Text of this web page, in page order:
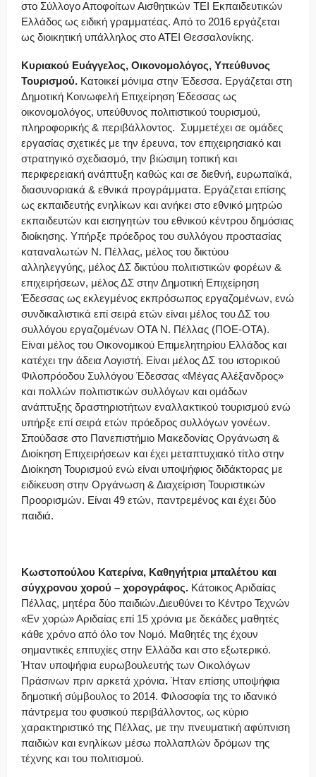
στο Σύλλογο Αποφοίτων Αισθητικών ΤΕΙ Εκπαιδευτικών
Ελλάδος ως ειδική γραμματέας. Από το 2016 εργάζεται
ως διοικητική υπάλληλος στο ΑΤΕΙ Θεσσαλονίκης.
Κυριακού Ευάγγελος, Οικονομολόγος, Υπεύθυνος
Τουρισμού. Κατοικεί μόνιμα στην Έδεσσα. Εργάζεται στη
Δημοτική Κοινωφελή Επιχείρηση Έδεσσας ως
οικονομολόγος, υπεύθυνος πολιτιστικού τουρισμού,
πληροφορικής & περιβάλλοντος. Συμμετέχει σε ομάδες
εργασίας σχετικές με την έρευνα, τον επιχειρησιακό και
στρατηγικό σχεδιασμό, την βιώσιμη τοπική και
περιφερειακή ανάπτυξη καθώς και σε διεθνή, ευρωπαϊκά,
διασυνοριακά & εθνικά προγράμματα. Εργάζεται επίσης
ως εκπαιδευτής ενηλίκων και ανήκει στο εθνικό μητρώο
εκπαιδευτών και εισηγητών του εθνικού κέντρου δημόσιας
διοίκησης. Υπήρξε πρόεδρος του συλλόγου προστασίας
καταναλωτών Ν. Πέλλας, μέλος του δικτύου
αλληλεγγύης, μέλος ΔΣ δικτύου πολιτιστικών φορέων &
επιχειρήσεων, μέλος ΔΣ στην Δημοτική Επιχείρηση
Έδεσσας ως εκλεγμένος εκπρόσωπος εργαζομένων, ενώ
συνδικαλιστικά επί σειρά ετών είναι μέλος του ΔΣ του
συλλόγου εργαζομένων ΟΤΑ Ν. Πέλλας (ΠΟΕ-ΟΤΑ).
Είναι μέλος του Οικονομικού Επιμελητηρίου Ελλάδος και
κατέχει την άδεια Λογιστή. Είναι μέλος ΔΣ του ιστορικού
Φιλοπρόοδου Συλλόγου Έδεσσας «Μέγας Αλέξανδρος»
και πολλών πολιτιστικών συλλόγων και ομάδων
ανάπτυξης δραστηριοτήτων εναλλακτικού τουρισμού ενώ
υπήρξε επί σειρά ετών πρόεδρος συλλόγων γονέων.
Σπούδασε στο Πανεπιστήμιο Μακεδονίας Οργάνωση &
Διοίκηση Επιχειρήσεων και έχει μεταπτυχιακό τίτλο στην
Διοίκηση Τουρισμού ενώ είναι υποψήφιος διδάκτορας με
ειδίκευση στην Οργάνωση & Διαχείριση Τουριστικών
Προορισμών. Είναι 49 ετών, παντρεμένος και έχει δύο
παιδιά.
Κωστοπούλου Κατερίνα, Καθηγήτρια μπαλέτου και
σύγχρονου χορού – χορογράφος. Κάτοικος Αριδαίας
Πέλλας, μητέρα δύο παιδιών.Διευθύνει το Κέντρο Τεχνών
«Εν χορώ» Αριδαίας επί 15 χρόνια με δεκάδες μαθητές
κάθε χρόνο από όλο τον Νομό. Μαθητές της έχουν
σημαντικές επιτυχίες στην Ελλάδα και στο εξωτερικό.
Ήταν υποψήφια ευρωβουλευτής των Οικολόγων
Πράσινων πριν αρκετά χρόνια. Ήταν επίσης υποψήφια
δημοτική σύμβουλος το 2014. Φιλοσοφία της το ιδανικό
πάντρεμα του φυσικού περιβάλλοντος, ως κύριο
χαρακτηριστικό της Πέλλας, με την πνευματική αφύπνιση
παιδιών και ενηλίκων μέσω πολλαπλών δρόμων της
τέχνης και του πολιτισμού.